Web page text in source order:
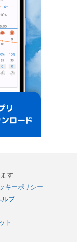
す
キーポリシー
ルプ
ト